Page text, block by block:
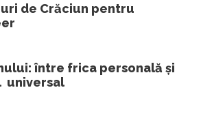
de Crăciun pentru
între frica personală și
universal